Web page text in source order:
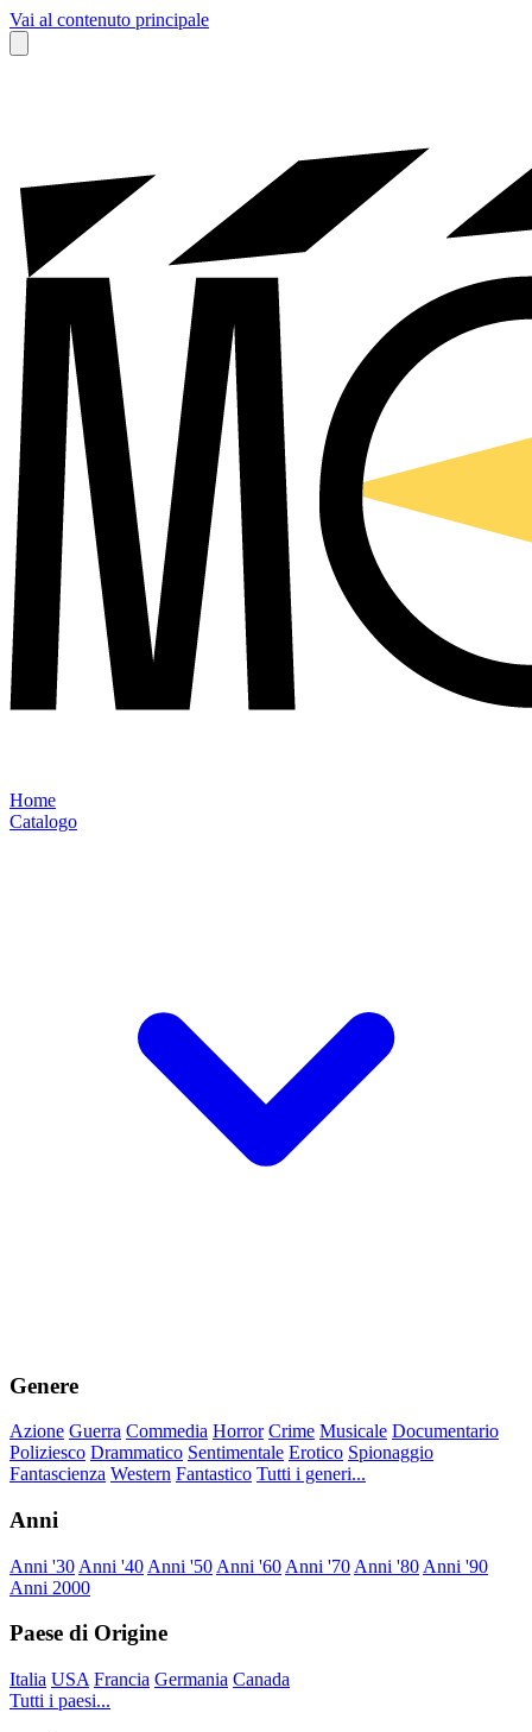
Vai al contenuto principale
Home
Catalogo
Genere
Azione Guerra Commedia Horror Crime Musicale Documentario
Poliziesco Drammatico Sentimentale Erotico Spionaggio
Fantascienza Western Fantastico Tutti i generi...
Anni
Anni '30 Anni '40 Anni '50 Anni '60 Anni '70 Anni '80 Anni '90
Anni 2000
Paese di Origine
Italia USA Francia Germania Canada
Tutti i paesi...